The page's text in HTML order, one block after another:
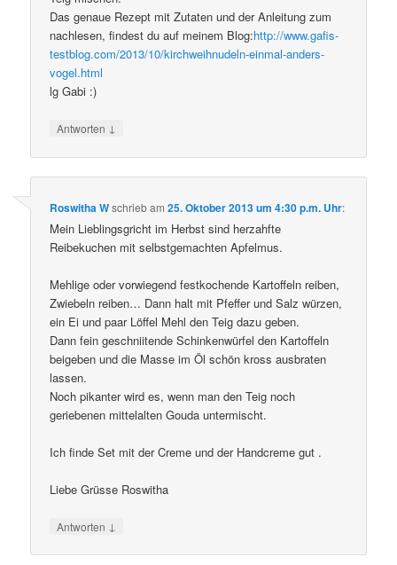
Das genaue Rezept mit Zutaten und der Anleitung zum
nachlesen, findest du auf meinem Blog:http://www.gafis-
testblog.com/2013/10/kirchweihnudeln-einmal-anders-
vogel.html
lg Gabi :)
Antworten ↓
Roswitha Wschriebam25. Oktober 2013 um 4:30 p.m. Uhr:
Mein Lieblingsgricht im Herbst sind herzahfte
Reibekuchen mit selbstgemachten Apfelmus.
Mehlige oder vorwiegend festkochende Kartoffeln reiben,
Zwiebeln reiben… Dann halt mit Pfeffer und Salz würzen,
ein Ei und paar Löffel Mehl den Teig dazu geben.
Dann fein geschniitende Schinkenwürfel den Kartoffeln
beigeben und die Masse im Öl schön kross ausbraten
lassen.
Noch pikanter wird es, wenn man den Teig noch
geriebenen mittelalten Gouda untermischt.
Ich finde Set mit der Creme und der Handcreme gut .
Liebe Grüsse Roswitha
Antworten ↓